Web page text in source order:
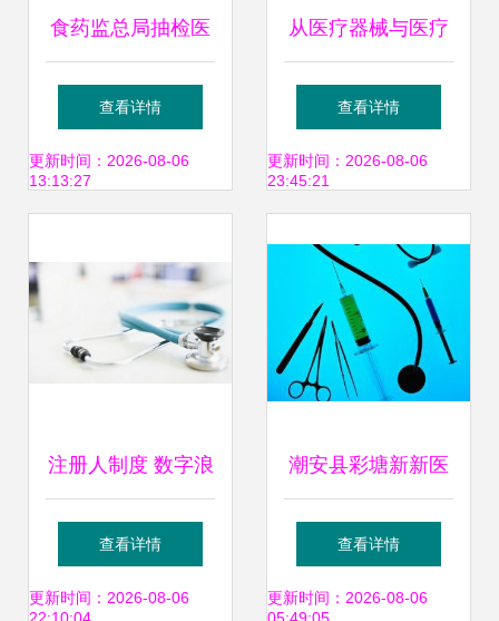
食药监总局抽检医
疗器械:浙江两企业
医用口罩不合格
查看详情
更新时间：2026-08-06
13:13:27
从医疗器械与医疗
信息化赛道的发
展，看医疗数字化
查看详情
更新时间：2026-08-06
23:45:21
注册人制度 数字浪
潮下的医疗器械新
叙事
查看详情
更新时间：2026-08-06
潮安县彩塘新新医
疗器械厂北京销售
处简介 电子产品的
查看详情
更新时间：2026-08-06